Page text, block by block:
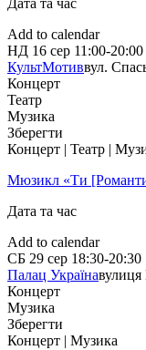
Дата та час
Add to calendar
НД 16 сер 11:00-20:00
КультМотиввул.
Концерт
Театр
Музика
Зберегти
Концерт | Театр |
Мюзикл «Ти
Дата та час
Add to calendar
СБ 29 сер 18:30-20:30
Палац Українавулиця
Концерт
Музика
Зберегти
Концерт | Музика